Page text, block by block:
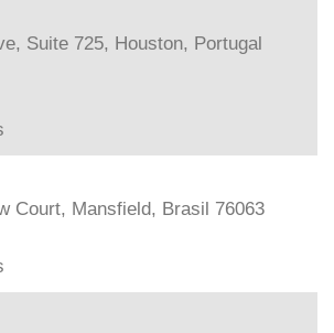
Suite 725, Houston, Portugal
Court, Mansfield, Brasil 76063